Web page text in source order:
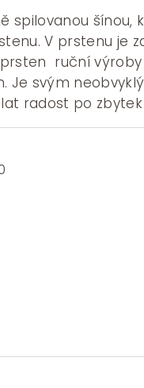
spilovanou
V prstenu je
ruční
Je svým
radost po